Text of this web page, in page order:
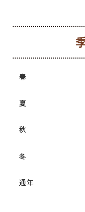
春
夏
秋
冬
通年